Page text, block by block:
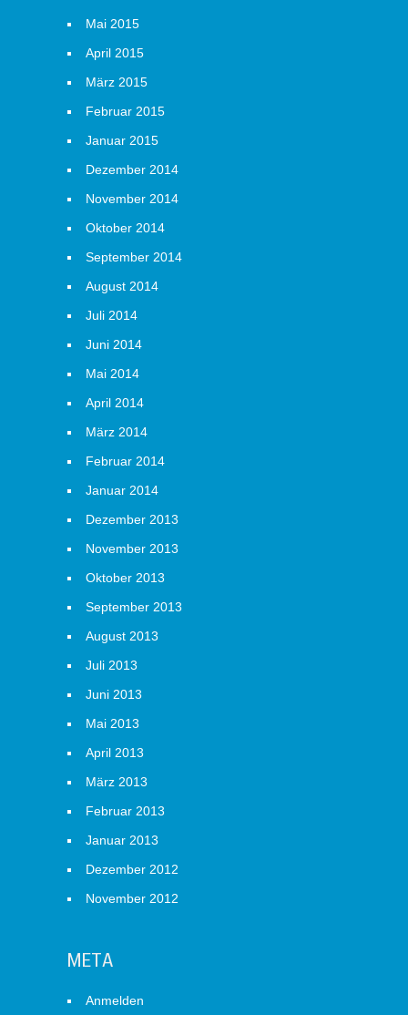
Mai 2015
April 2015
März 2015
Februar 2015
Januar 2015
Dezember 2014
November 2014
Oktober 2014
September 2014
August 2014
Juli 2014
Juni 2014
Mai 2014
April 2014
März 2014
Februar 2014
Januar 2014
Dezember 2013
November 2013
Oktober 2013
September 2013
August 2013
Juli 2013
Juni 2013
Mai 2013
April 2013
März 2013
Februar 2013
Januar 2013
Dezember 2012
November 2012
META
Anmelden